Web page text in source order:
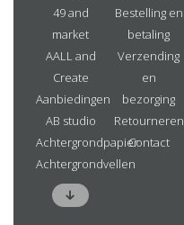
49 and
market
AALL and
Create
Aanbiedingen
AB studio
Achtergrondpapier
Achtergrondvellen
Bestelling en
betaling
Verzending
en
bezorging
Retourneren
Contact